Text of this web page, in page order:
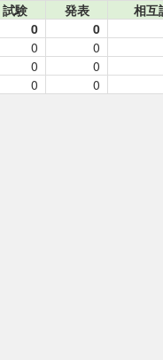
試験 発表
相互
0
0
0
0
0
0
0 0